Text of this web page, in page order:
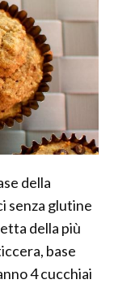
della
senza glutine
della più
base
4 cucchiai